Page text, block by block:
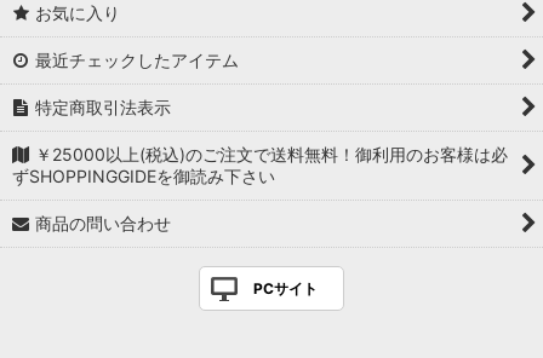
お気に入り
最近チェックしたアイテム
特定商取引法表示
￥25000以上(税込)のご注文で送料無料！御利用のお客様は必
ずSHOPPINGGIDEを御読み下さい
商品の問い合わせ
PCサイト